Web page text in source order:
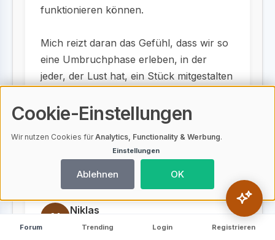
funktionieren können.
Mich reizt daran das Gefühl, dass wir so
eine Umbruchphase erleben, in der
jeder, der Lust hat, ein Stück mitgestalten
Projekte gesehen oder wart sogar Teil
Teilen
N Niklas
53 Beiträge
Forum Trending Login Registrieren
Cookie-Einstellungen
Wir nutzen Cookies fürAnalytics, Functionality & Werbung.
Einstellungen
Ablehnen OK